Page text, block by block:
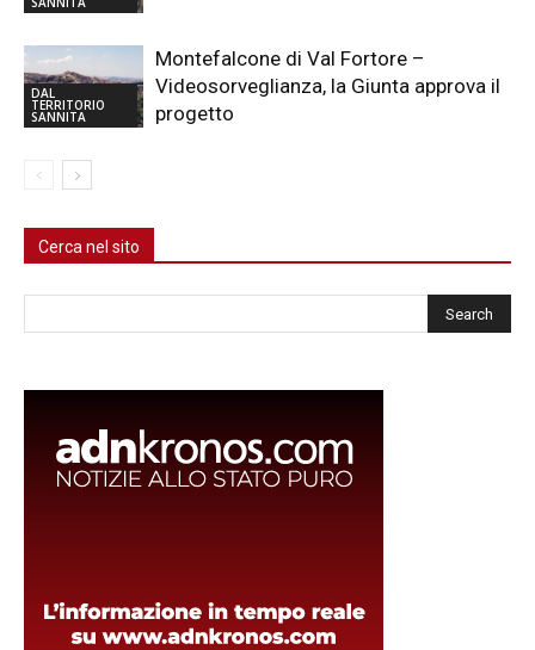
DAL
TERRITORIO
SANNITA
Montefalcone di Val Fortore –
Videosorveglianza, la Giunta approva il
progetto
Cerca nel sito